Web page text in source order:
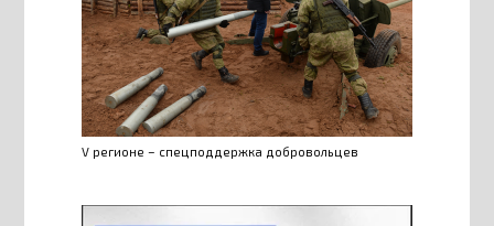
V регионе – спецподдержка добровольцев